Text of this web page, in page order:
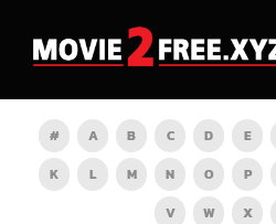
# A B C D E
K
L M N O P
V
W X